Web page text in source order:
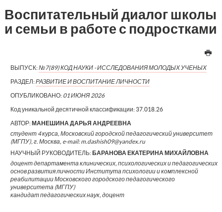
Воспитательный диалог школы
и семьи в работе с подростками
ВЫПУСК:№7(89) КОД НАУКИ - ИССЛЕДОВАНИЯ МОЛОДЫХ УЧЕНЫХ
РАЗДЕЛ:РАЗВИТИЕ И ВОСПИТАНИЕ ЛИЧНОСТИ
ОПУБЛИКОВАНО: 01 ИЮНЯ 2026
Код уникальной десятичной классификации: 37.018.26
АВТОР:МАНЕШИНА ДАРЬЯ АНДРЕЕВНА
студент 4 курса, Московский городской педагогический университет
(МГПУ), г. Москва, e-mail: m.dashish09@yandex.ru
НАУЧНЫЙ РУКОВОДИТЕЛЬ:БАРАНОВА ЕКАТЕРИНА МИХАЙЛОВНА
доцент департамента клинических, психологических и педагогических
основ развития личности Института психологии и комплексной
реабилитации Московского городского педагогического
университета (МГПУ)
кандидат педагогических наук, доцент